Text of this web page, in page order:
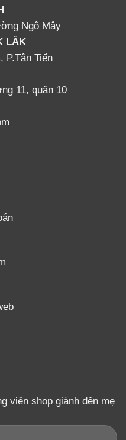
Ngô Mây
LẮK
P.Tân Tiến
11, quận 10
viên shop giành đến mẹ